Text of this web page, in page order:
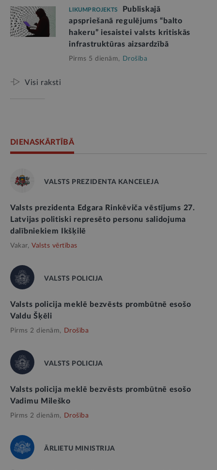
LIKUMPROJEKTS
Publiskajā
apspriešanā regulējums “balto
hakeru” iesaistei valsts kritiskās
infrastruktūras aizsardzībā
Pirms 5 dienām, Drošība
Visi raksti
DIENASKĀRTĪBĀ
VALSTS PREZIDENTA KANCELEJA
Valsts prezidenta Edgara Rinkēviča vēstījums 27.
Latvijas politiski represēto personu salidojuma
dalībniekiem Ikšķilē
Vakar, Valsts vērtības
VALSTS POLICIJA
Valsts policija meklē bezvēsts prombūtnē esošo
Valdu Šķēli
Pirms 2 dienām, Drošība
VALSTS POLICIJA
Valsts policija meklē bezvēsts prombūtnē esošo
Vadimu Mileško
Pirms 2 dienām, Drošība
ĀRLIETU MINISTRIJA